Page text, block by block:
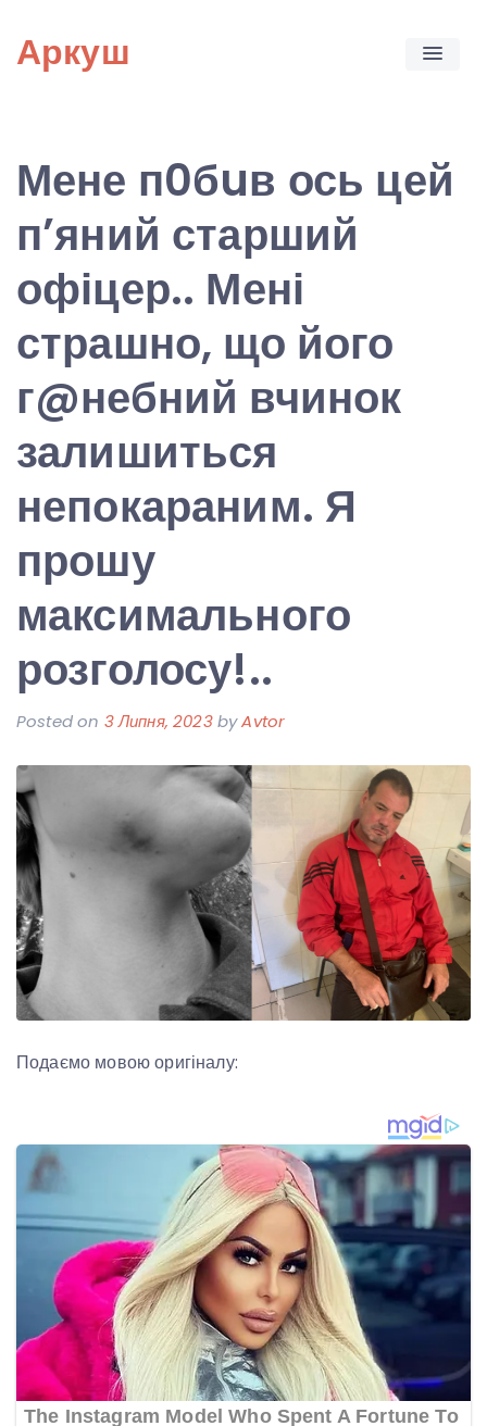
content
Аркуш
Мене п0бuв ось цей
п’яний старший
офіцер.. Мені
страшно, що його
г@небний вчинок
залишиться
непокараним. Я
прошу
максимального
розголосу!..
Posted on 3 Липня, 2023byAvtor
Подаємо мовою оригіналу: